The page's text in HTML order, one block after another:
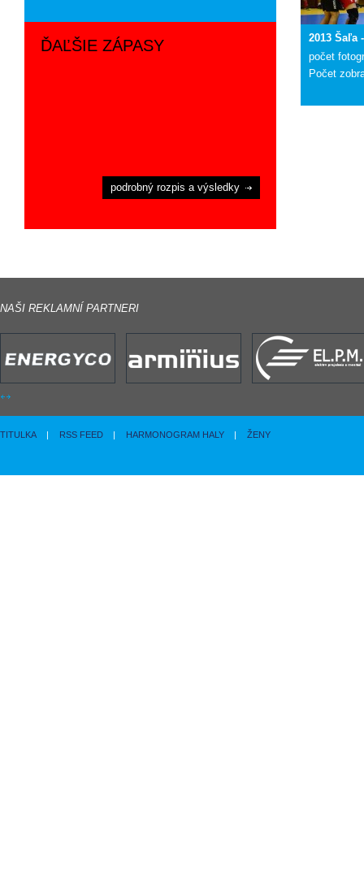
2013 Šaľa
počet
Počet
ĎAĽŠIE ZÁPASY
podrobný rozpis a výsledky
NAŠI REKLAMNÍ PARTNERI
TITULKA RSS FEED HARMONOGRAM HALY ŽENY